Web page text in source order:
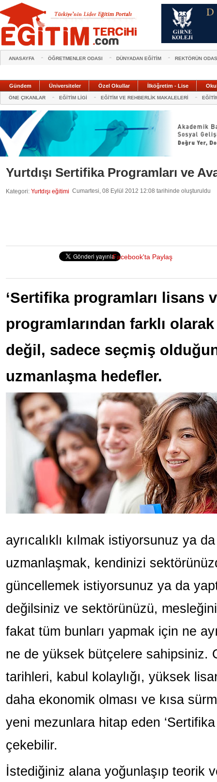
ANASAYFA ÖĞRETMENLER ODASI DÜNYADAN EĞİTİM REKTÖRÜN
Gündem Üniversiteler Özel Okullar İlköğretim - Lise
ÖNE ÇIKANLAR EĞİTİM LİGİ EĞİTİM VE REHBERLİK MAKALELERİ
Yurtdışı Sertifika Programları ve
Kategori: Yurtdışı eğitimi Cumartesi, 08 Eylül 2012 12:08 tarihinde oluşturuldu
Facebook'ta Paylaş
‘Sertifika programları lisans
programlarından farklı
değil, sadece seçmiş
uzmanlaşma hedefler.
ayrıcalıklı kılmak istiyorsunuz ya da
uzmanlaşmak, kendinizi
güncellemek istiyorsunuz ya da
değilsiniz ve sektörünüzü,
fakat tüm bunları yapmak için ne
ne de yüksek bütçelere sahipsiniz.
tarihleri, kabul kolaylığı, yüksek
daha ekonomik olması ve kısa
yeni mezunlara hitap eden ‘Sertifika
çekebilir.
İstediğiniz alana yoğunlaşıp teorik